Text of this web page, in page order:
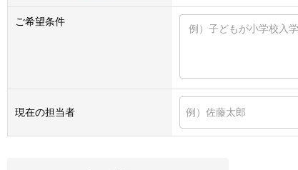
ご希望条件
現在の担当者